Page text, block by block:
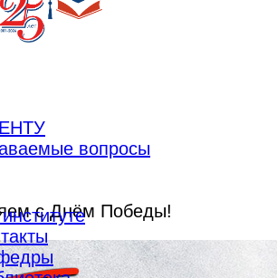
вопросы
с Днём Победы!